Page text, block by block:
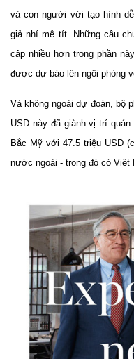
và con người với tạo hình
giả nhí mê tít. Những câu
cập nhiều hơn trong phần
được dự báo lên ngôi phòng
Và không ngoài dự đoán, bộ
USD này đã giành vị trí
Bắc Mỹ với 47.5 triệu USD
nước ngoài - trong đó có Việt